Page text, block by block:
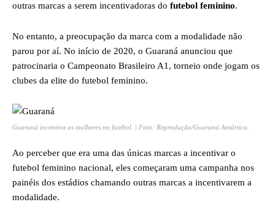
outras marcas a serem incentivadoras do futebol feminino.
No entanto, a preocupação da marca com a modalidade não
parou por aí. No início de 2020, o Guaraná anunciou que
patrocinaria o Campeonato Brasileiro A1, torneio onde jogam os
clubes da elite do futebol feminino.
Guaraná incentiva as mulheres no futebol. | Foto: Reprodução/Guaraná Antártica.
Ao perceber que era uma das únicas marcas a incentivar o
futebol feminino nacional, eles começaram uma campanha nos
painéis dos estádios chamando outras marcas a incentivarem a
modalidade.